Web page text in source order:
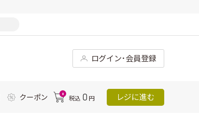
ログイン･会員登録
クーポン 0
税込 0 円 レジに進む